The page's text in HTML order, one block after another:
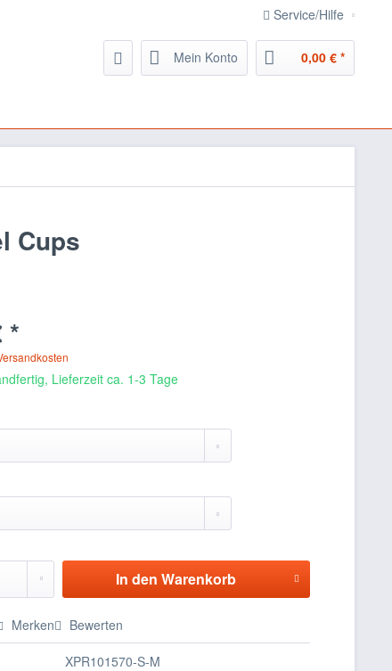
Service/Hilfe
Mein Konto 0,00 € *
Cups
*
Lieferzeit ca. 1-3 Tage
In den Warenkorb
Merken Bewerten
XPR101570-S-M